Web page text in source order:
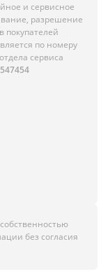
и сервисное
разрешение
покупателей
по номеру
сервиса
без согласия